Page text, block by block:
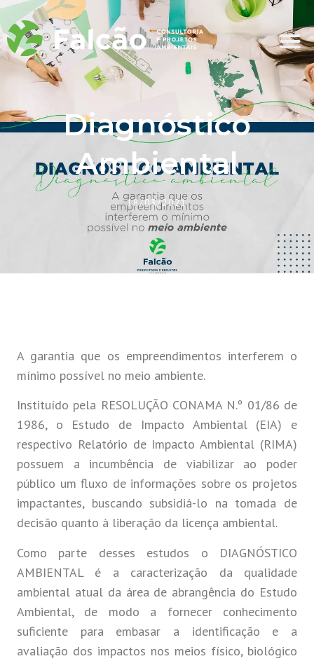
Diagnóstico
Ambiental
18/03/2021
A garantia que os empreendimentos interferem o
mínimo possível no meio ambiente.
Instituído pela RESOLUÇÃO CONAMA N.º 01/86 de
1986, o Estudo de Impacto Ambiental (EIA) e
respectivo Relatório de Impacto Ambiental (RIMA)
possuem a incumbência de viabilizar ao poder
público um fluxo de informações sobre os projetos
impactantes, buscando subsidiá-lo na tomada de
decisão quanto à liberação da licença ambiental.
Como parte desses estudos o DIAGNÓSTICO
AMBIENTAL é a caracterização da qualidade
ambiental atual da área de abrangência do Estudo
Ambiental, de modo a fornecer conhecimento
suficiente para embasar a identificação e a
avaliação dos impactos nos meios físico, biológico